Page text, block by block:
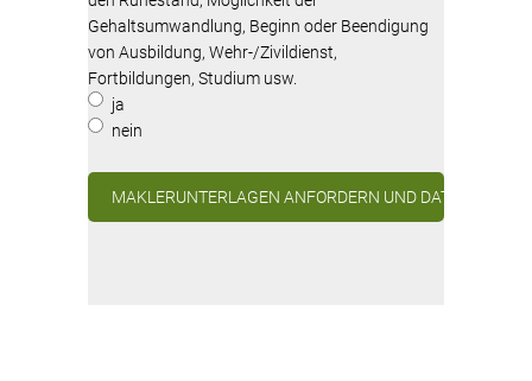
Gehaltsumwandlung, Beginn oder Beendigung
von Ausbildung, Wehr-/Zivildienst,
Fortbildungen, Studium usw.
ja
nein